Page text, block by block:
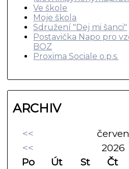
Ve škole
Moje škola
Sdružení "Dej mi šanci"
Postavička Napo pro
BOZ
Proxima Sociale o.p.s.
ARCHIV
<< červen
<<
2026
Po
Út St Čt